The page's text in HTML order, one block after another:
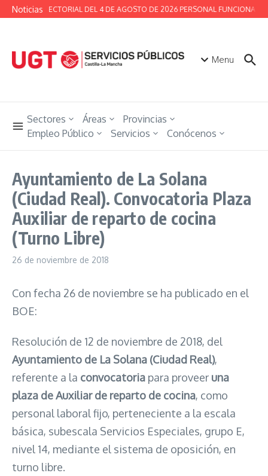
Saltar al contenido
Noticias
MESA SECTORIAL DEL 4 DE AGOSTO DE 2026 PERSONAL FUNCIONARIO
Menu
Sectores Áreas
Provincias
Empleo Público
Servicios Conócenos
Ayuntamiento de La Solana
(Ciudad Real). Convocatoria Plaza
Auxiliar de reparto de cocina
(Turno Libre)
26 de noviembre de 2018
Con fecha 26 de noviembre se ha publicado en el
BOE:
Resolución de 12 de noviembre de 2018, del
Ayuntamiento de La Solana (Ciudad Real),
referente a la convocatoria para proveer una
plaza de Auxiliar de reparto de cocina, como
personal laboral fijo, perteneciente a la escala
básica, subescala Servicios Especiales, grupo E,
nivel 14, mediante el sistema de oposición, en
turno libre.